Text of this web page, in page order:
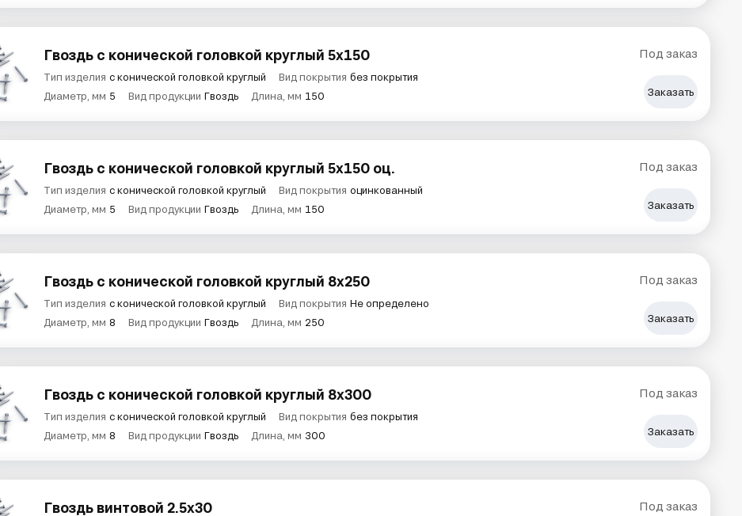
Гвоздь с конической головкой круглый 5х150
Тип изделия с конической головкой круглый Вид покрытия без покрытия
Диаметр, мм 5 Вид продукции Гвоздь Длина, мм 150
Под заказ
Заказать
Гвоздь с конической головкой круглый 5х150 оц.
Тип изделия с конической головкой круглый Вид покрытия оцинкованный
Диаметр, мм 5 Вид продукции Гвоздь Длина, мм 150
Под заказ
Заказать
Гвоздь с конической головкой круглый 8х250
Тип изделия с конической головкой круглый Вид покрытия Не определено
Диаметр, мм 8 Вид продукции Гвоздь Длина, мм 250
Под заказ
Заказать
Гвоздь с конической головкой круглый 8х300
Тип изделия с конической головкой круглый Вид покрытия без покрытия
Диаметр, мм 8 Вид продукции Гвоздь Длина, мм 300
Под заказ
Заказать
Гвоздь винтовой 2.5х30 Под заказ